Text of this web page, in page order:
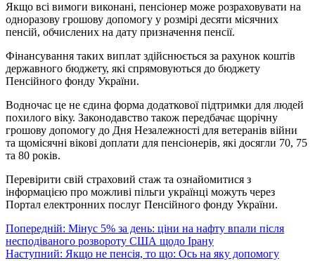
Якщо всі вимоги виконані, пенсіонер може розраховувати на
одноразову грошову допомогу у розмірі десяти місячних
пенсій, обчислених на дату призначення пенсії.
Фінансування таких виплат здійснюється за рахунок коштів
державного бюджету, які спрямовуються до бюджету
Пенсійного фонду України.
Водночас це не єдина форма додаткової підтримки для людей
похилого віку. Законодавство також передбачає щорічну
грошову допомогу до Дня Незалежності для ветеранів війни
та щомісячні вікові доплати для пенсіонерів, які досягли 70, 75
та 80 років.
Перевірити свій страховий стаж та ознайомитися з
інформацією про можливі пільги українці можуть через
Портал електронних послуг Пенсійного фонду України.
Навігація
записів
Попередній: Мінус 5% за день: ціни на нафту впали після
несподіваного розвороту США щодо Ірану
Наступний: Якщо не пенсія, то що: Ось на яку допомогу